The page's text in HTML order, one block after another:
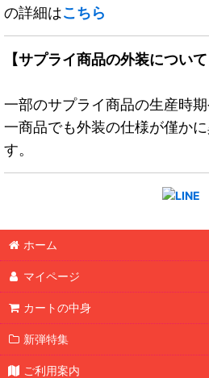
の詳細はこちら
【サプライ商品の外装について
一部のサプライ商品の生産時
一商品でも外装の仕様が僅か
す。
ホーム
マイページ
カートの中身
新弾特集
ご利用案内